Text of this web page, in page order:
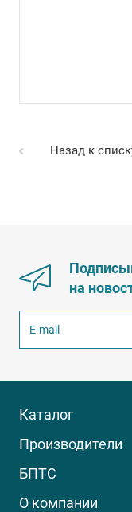
Назад к
на
Каталог
Производители
БПТС
О компании